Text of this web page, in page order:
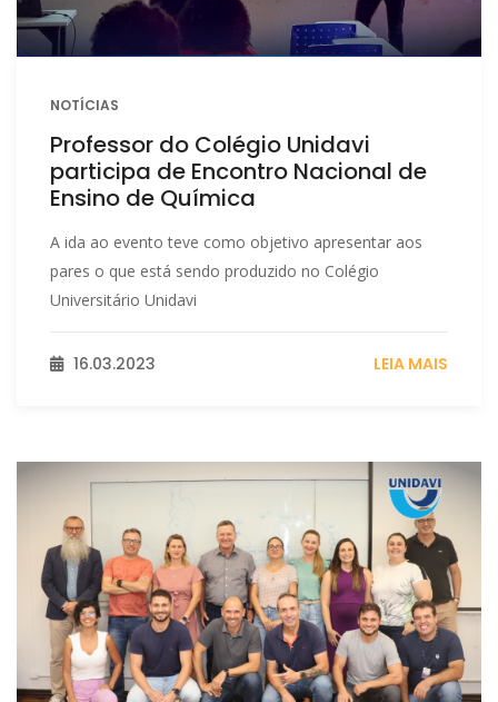
NOTÍCIAS
Professor do Colégio Unidavi
participa de Encontro Nacional de
Ensino de Química
A ida ao evento teve como objetivo apresentar aos
pares o que está sendo produzido no Colégio
Universitário Unidavi
16.03.2023 LEIA MAIS